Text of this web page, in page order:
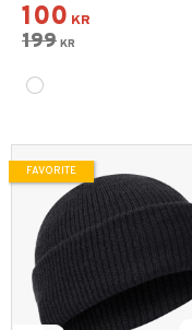
100 KR
199 KR
FAVORITE